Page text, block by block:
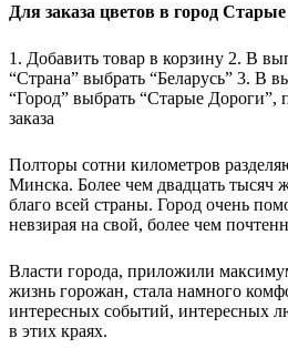
Для заказа цветов в город
1. Добавить товар в корзину 2. В
“Страна” выбрать “Беларусь” 3. В
“Город” выбрать “Старые Дороги”,
заказа
Полторы сотни километров
Минска. Более чем двадцать тысяч
благо всей страны. Город очень
невзирая на свой, более чем
Власти города, приложили
жизнь горожан, стала намного
интересных событий, интересных
в этих краях.